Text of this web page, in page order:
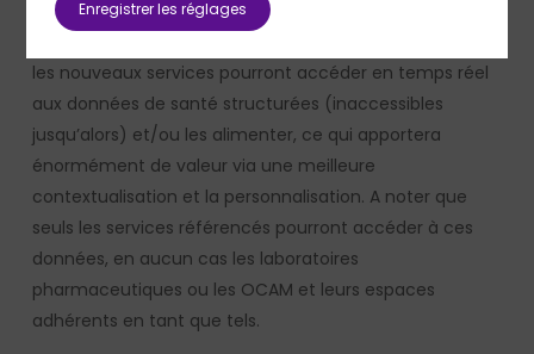
En effet, dans le cadre technique et éthique de Mon
les nouveaux services pourront accéder en temps réel
aux données de santé structurées (inaccessibles
jusqu’alors) et/ou les alimenter, ce qui apportera
énormément de valeur via une meilleure
contextualisation et la personnalisation. A noter que
seuls les services référencés pourront accéder à ces
données, en aucun cas les laboratoires
pharmaceutiques ou les OCAM et leurs espaces
adhérents en tant que tels.
Enregistrer les réglages